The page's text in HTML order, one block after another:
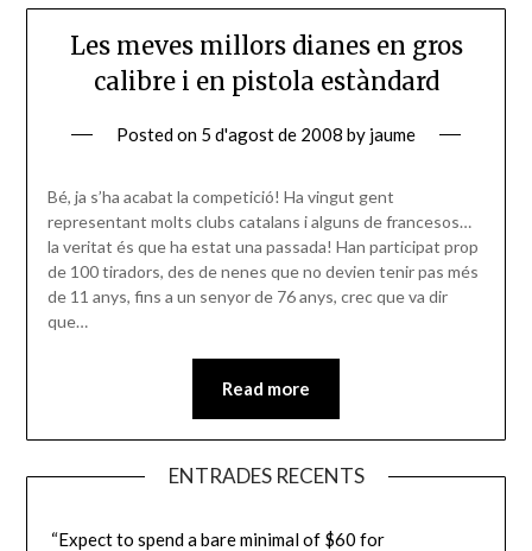
Les meves millors dianes en gros
calibre i en pistola estàndard
Posted on 5 d'agost de 2008 by jaume
Bé, ja s’ha acabat la competició! Ha vingut gent
representant molts clubs catalans i alguns de francesos…
la veritat és que ha estat una passada! Han participat prop
de 100 tiradors, des de nenes que no devien tenir pas més
de 11 anys, fins a un senyor de 76 anys, crec que va dir
que…
Read more
ENTRADES RECENTS
“Expect to spend a bare minimal of $60 for